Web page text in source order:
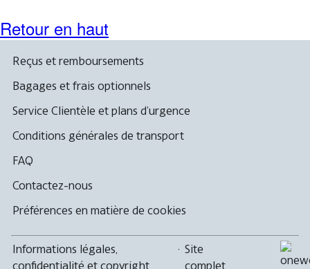
Retour en haut
Reçus et remboursements
Bagages et frais optionnels
Service Clientèle et plans d'urgence
Conditions générales de transport
FAQ
Contactez-nous
Préférences en matière de cookies
Informations légales,
confidentialité et copyright
· Site
complet